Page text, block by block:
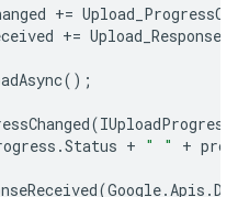
+=
+=
();
(IUploadProgress
.Status + " " +
(Google.Apis .